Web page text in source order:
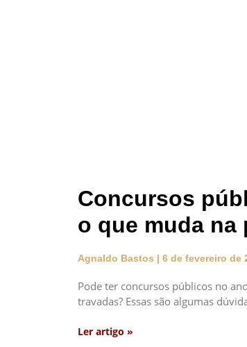
Concursos
o que muda na
Agnaldo Bastos 6 de fevereiro de
Pode ter concursos públicos no
travadas? Essas são algumas
Ler artigo »